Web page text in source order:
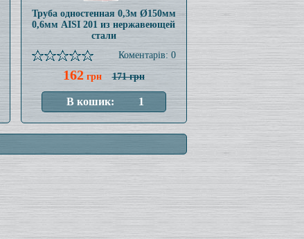
Труба одностенная 0,3м Ø150мм
0,6мм AISI 201 из нержавеющей
стали
Коментарів: 0
162грн 171 грн